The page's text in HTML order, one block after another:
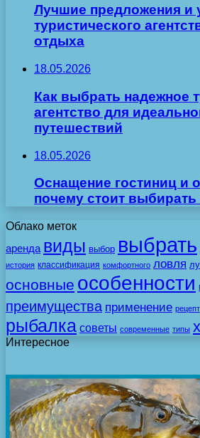
Лучшие предложения и
туристического
отдыха
18.05.2026
Как выбрать надежное
агентство для
путешествий
18.05.2026
Оснащение гостиниц и
почему стоит
Облако меток
аренда виды выбор выбрать
история классификация комфортного ловля
основные особенности
преимущества применение рецепт
рыбалка советы современные типы
Интересное